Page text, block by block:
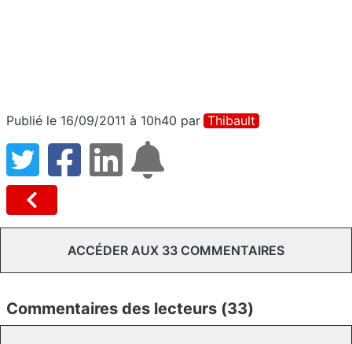
Publié le 16/09/2011 à 10h40 par Thibault
ACCÉDER AUX 33 COMMENTAIRES
Commentaires des lecteurs (33)